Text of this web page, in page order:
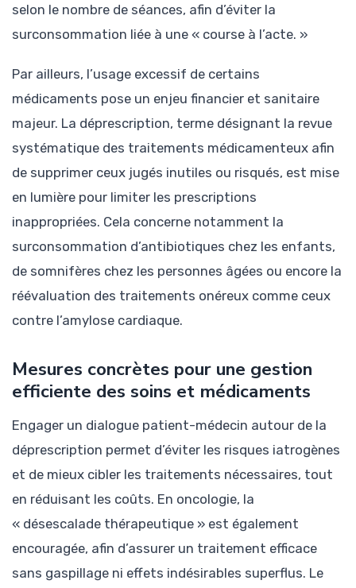
selon le nombre de séances, afin d’éviter la
surconsommation liée à une « course à l’acte. »
Par ailleurs, l’usage excessif de certains
médicaments pose un enjeu financier et sanitaire
majeur. La déprescription, terme désignant la revue
systématique des traitements médicamenteux afin
de supprimer ceux jugés inutiles ou risqués, est mise
en lumière pour limiter les prescriptions
inappropriées. Cela concerne notamment la
surconsommation d’antibiotiques chez les enfants,
de somnifères chez les personnes âgées ou encore la
réévaluation des traitements onéreux comme ceux
contre l’amylose cardiaque.
Mesures concrètes pour une gestion
efficiente des soins et médicaments
Engager un dialogue patient-médecin autour de la
déprescription permet d’éviter les risques iatrogènes
et de mieux cibler les traitements nécessaires, tout
en réduisant les coûts. En oncologie, la
« désescalade thérapeutique » est également
encouragée, afin d’assurer un traitement efficace
sans gaspillage ni effets indésirables superflus. Le